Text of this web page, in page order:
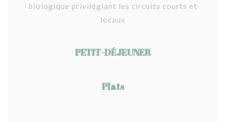
biologique privilégiant les circuits courts et
locaux
PETIT-DÉJEUNER
Plats